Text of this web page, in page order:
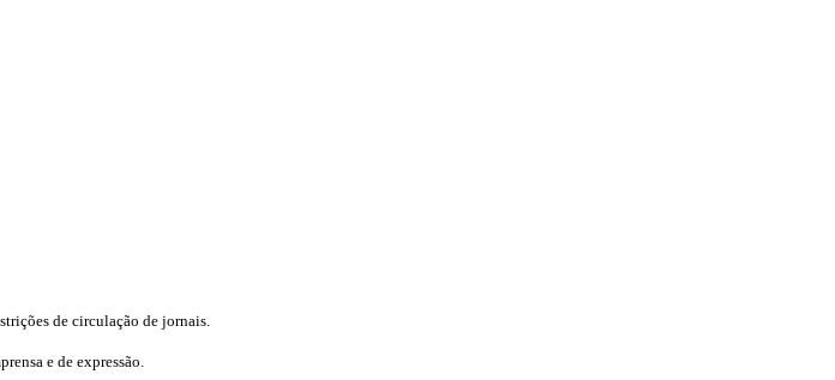
de circulação de jornais.
e de expressão.